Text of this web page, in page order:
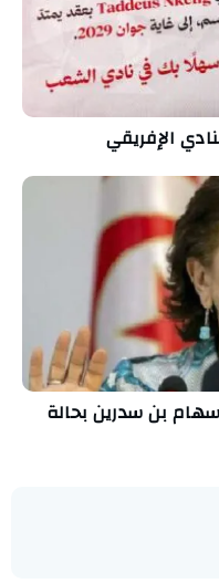
الإفريقي
سهام بن سدرين بحالة